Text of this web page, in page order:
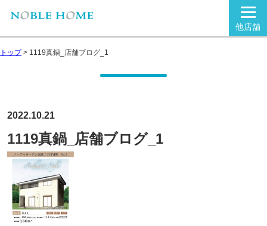
他店舗
トップ> 1119真鍋_店舗ブログ_1
2022.10.21
1119真鍋_店舗ブログ_1